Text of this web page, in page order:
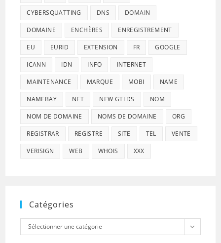
CYBERSQUATTING DNS DOMAIN
DOMAINE ENCHÈRES ENREGISTREMENT
EU EURID EXTENSION FR GOOGLE
ICANN IDN INFO INTERNET
MAINTENANCE MARQUE MOBI NAME
NAMEBAY NET NEW GTLDS NOM
NOM DE DOMAINE NOMS DE DOMAINE ORG
REGISTRAR REGISTRE SITE TEL VENTE
VERISIGN WEB WHOIS XXX
Catégories
Catégories
Sélectionner une catégorie